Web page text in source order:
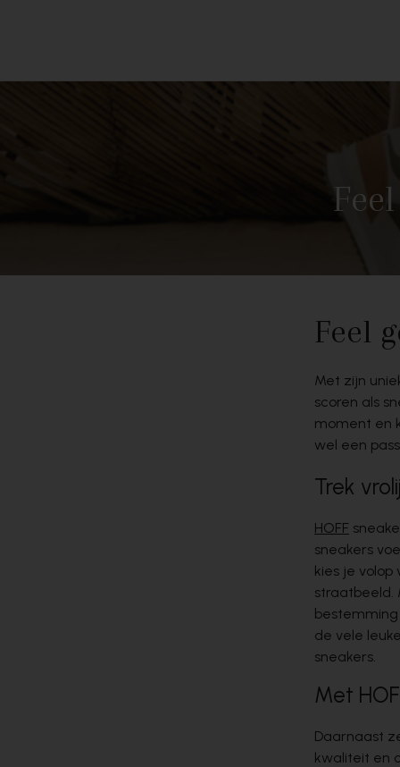
Feel
Met zijn
scoren als
moment en
wel een
Trek
HOFF
sneakers
kies je
straatbeeld.
de vele
sneakers.
Met
Daarnaast
kwaliteit en